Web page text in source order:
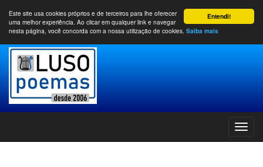
Entendi!
Este site usa cookies próprios e de terceiros para lhe oferecer
uma melhor experiência. Ao clicar em qualquer link e navegar
nesta página, você concorda com a nossa utilização de cookies. Saiba mais